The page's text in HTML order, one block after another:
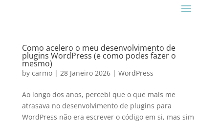
Como acelero o meu desenvolvimento de
plugins WordPress (e como podes fazer o
mesmo)
by carmo| 28 Janeiro 2026| WordPress
Ao longo dos anos, percebi que o que mais me
atrasava no desenvolvimento de plugins para
WordPress não era escrever o código em si, mas sim